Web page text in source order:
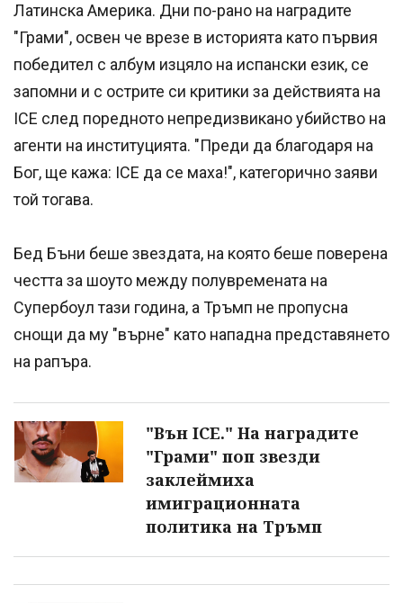
Латинска Америка. Дни по-рано на наградите
"Грами", освен че врезе в историята като първия
победител с албум изцяло на испански език, се
запомни и с острите си критики за действията на
ICE след поредното непредизвикано убийство на
агенти на институцията. "Преди да благодаря на
Бог, ще кажа: ICE да се маха!", категорично заяви
той тогава.
Бед Бъни беше звездата, на която беше поверена
честта за шоуто между полувремената на
Супербоул тази година, а Тръмп не пропусна
снощи да му "върне" като нападна представянето
на рапъра.
"Вън ICE." На наградите
"Грами" поп звезди
заклеймиха
имиграционната
политика на Тръмп